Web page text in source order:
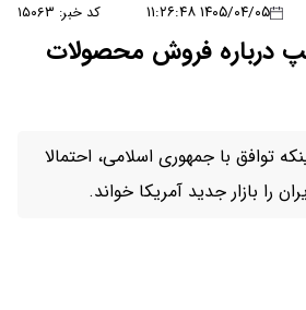
۱۴۰۵/۰۴/۰۵ ۱۱:۲۶:۴۸ کد خبر: ۱۵۰۶۳
درباره فروش محصولات
توافق با جمهوری اسلامی، احتمالا
را بازار جدید آمریکا خواند.